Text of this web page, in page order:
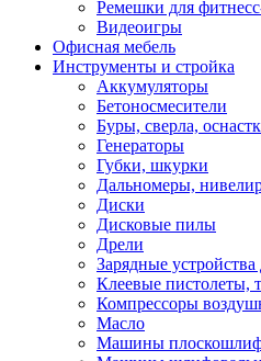
Ремешки для
Видеоигры
Офисная мебель
Инструменты и стройка
Аккумуляторы
Бетоносмесители
Буры, сверла,
Генераторы
Губки, шкурки
Дальномеры,
Диски
Дисковые пилы
Дрели
Зарядные
Клеевые пистолеты,
Компрессоры
Масло
Машины